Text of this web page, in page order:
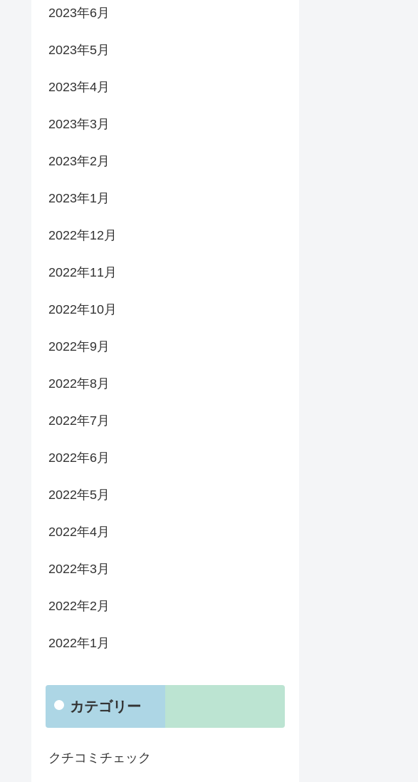
2023年6月
2023年5月
2023年4月
2023年3月
2023年2月
2023年1月
2022年12月
2022年11月
2022年10月
2022年9月
2022年8月
2022年7月
2022年6月
2022年5月
2022年4月
2022年3月
2022年2月
2022年1月
カテゴリー
クチコミチェック